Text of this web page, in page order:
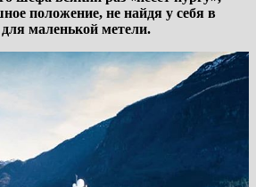
положение, не найдя у себя в
маленькой метели.